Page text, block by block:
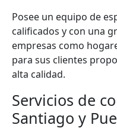
Posee un equipo de
calificados y con una
empresas como
para sus clientes
alta calidad.
Servicios de
Santiago y